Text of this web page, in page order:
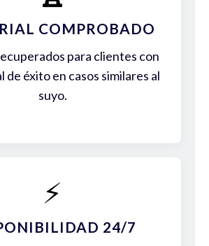
COMPROBADO
para clientes con
de éxito en casos similares al
suyo.
⚡
24/7